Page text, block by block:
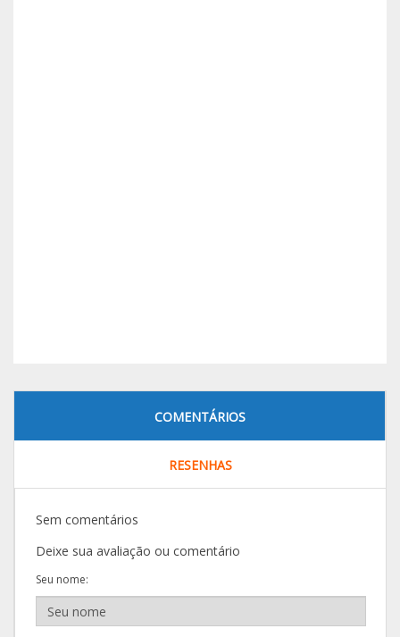
COMENTÁRIOS
RESENHAS
Sem comentários
Deixe sua avaliação ou comentário
Seu nome: